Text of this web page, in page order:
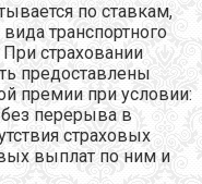
по ставкам,
транспортного
При страховании
предоставлены
премии при условии:
без перерыва в
страховых
выплат по ним и